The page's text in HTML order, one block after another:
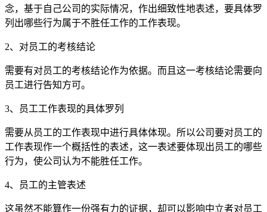
念，基于自己公司的实际情况，作出细致性地表述，要具体罗
列出哪些行为属于不胜任工作的工作表现。
2、对员工的考核结论
需要有对员工的考核结论作为依据。而且这一考核结论需要向
员工进行告知方可。
3、员工工作表现的具体罗列
需要从员工的工作表现中进行具体体现。所以公司要对员工的
工作表现作一个概括性的表述，这一表述要体现出员工的哪些
行为，使公司认为不能胜任工作。
4、员工的主管表述
这虽然不能算作一份强有力的证据，却可以影响中立者对员工